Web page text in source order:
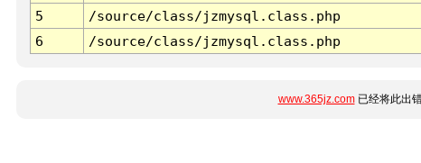
5
/source/class/jzmysql.class.php
6
/source/class/jzmysql.class.php
www.365jz.com已经将此出